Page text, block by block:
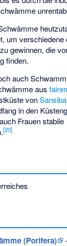
um verschiedene
gewinnen, die
finden.
auch
aus
von
in den
Frauen stabile
[20]
(Porifera)